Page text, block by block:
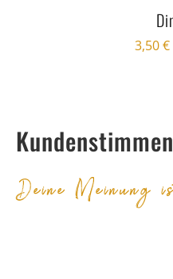
3,50€
Kundenstimmen
Deine Meinung